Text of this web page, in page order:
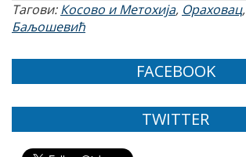
Тагови:Косово и Метохија, Ораховац,
Баљошевић
FACEBOOK
TWITTER